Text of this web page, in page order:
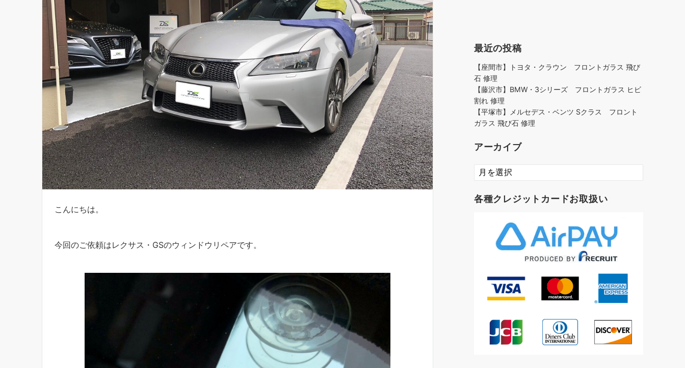
こんにちは。
今回のご依頼はレクサス・GSのウィンドウリペアです。
最近の投稿
【座間市】トヨタ・クラウン フロントガラス 飛び
石 修理
【藤沢市】BMW・3シリーズ フロントガラス ヒビ
割れ 修理
【平塚市】メルセデス・ベンツ Sクラス フロント
ガラス 飛び石 修理
アーカイブ
ア
ー
イ
各種クレジットカードお取扱い